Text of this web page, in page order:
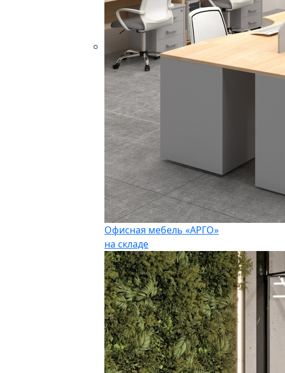
Офисная мебель «АРГО»
на складе